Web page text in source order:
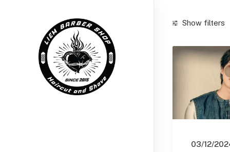
Show filters
Categories
Chăm sóc
Chăm sóc
Kiểu tóc
Nhuộm tóc
03/12/